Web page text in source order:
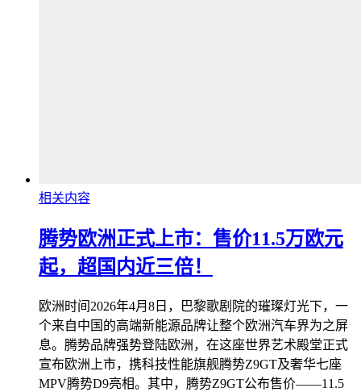
相关内容
腾势欧洲正式上市：售价11.5万欧元
起，超国内近三倍！
欧洲时间2026年4月8日，巴黎歌剧院的璀璨灯光下，一
个来自中国的高端新能源品牌让整个欧洲汽车界为之屏
息。腾势品牌强势登陆欧洲，在这座世界艺术殿堂正式
宣布欧洲上市，携科技性能旗舰腾势Z9GT及奢华七座
MPV腾势D9亮相。其中，腾势Z9GT公布售价——11.5